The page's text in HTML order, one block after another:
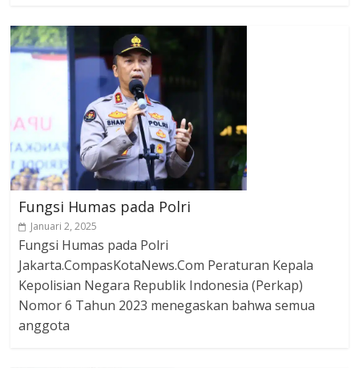
Fungsi Humas pada Polri
Januari 2, 2025
Fungsi Humas pada Polri
Jakarta.CompasKotaNews.Com Peraturan Kepala
Kepolisian Negara Republik Indonesia (Perkap)
Nomor 6 Tahun 2023 menegaskan bahwa semua
anggota